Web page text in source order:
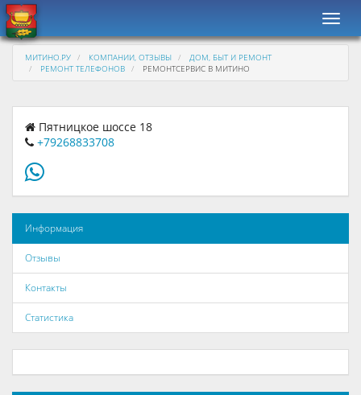
МИТИНО.РУ КОМПАНИИ, ОТЗЫВЫ
ДОМ, БЫТ И РЕМОНТ
РЕМОНТ ТЕЛЕФОНОВ
РЕМОНТСЕРВИС В МИТИНО
Пятницкое шоссе 18
+79268833708
Информация
Отзывы
Контакты
Статистика